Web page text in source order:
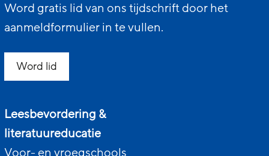
Word gratis lid van ons tijdschrift door het
aanmeldformulier in te vullen.
Word lid
Leesbevordering &
literatuureducatie